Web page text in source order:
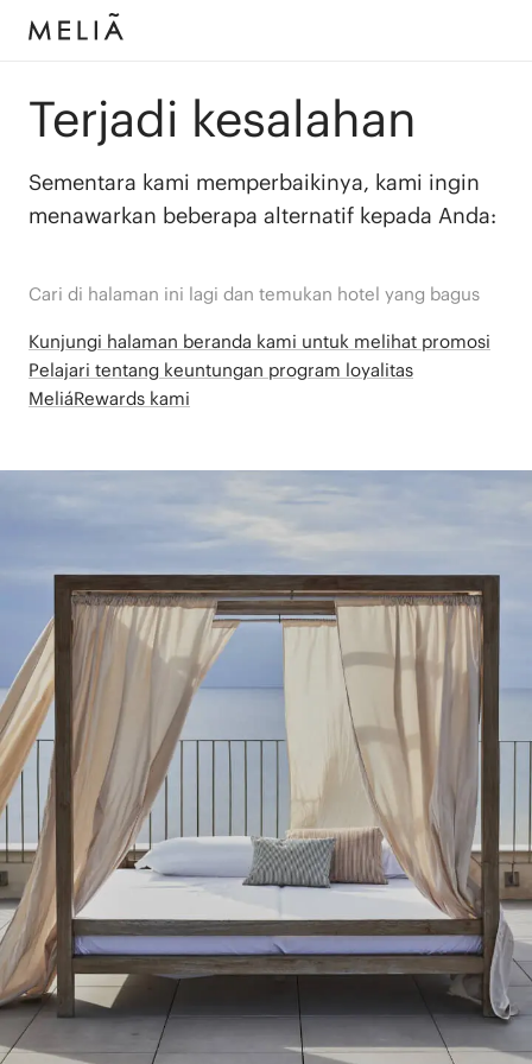
Terjadi kesalahan
Sementara kami memperbaikinya, kami ingin
menawarkan beberapa alternatif kepada Anda:
Cari di halaman ini lagi dan temukan hotel yang bagus
Kunjungi halaman beranda kami untuk melihat promosi
Pelajari tentang keuntungan program loyalitas
MeliáRewards kami